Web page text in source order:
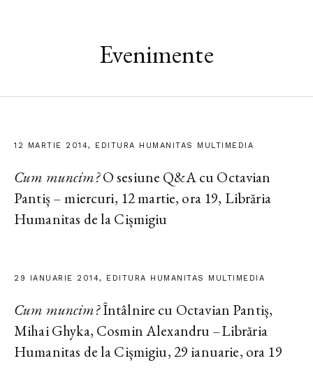
Evenimente
12 MARTIE 2014, EDITURA HUMANITAS MULTIMEDIA
Cum muncim?O sesiune Q&A cu Octavian
Pantiș – miercuri, 12 martie, ora 19, Librăria
Humanitas de la Cișmigiu
29 IANUARIE 2014, EDITURA HUMANITAS MULTIMEDIA
Cum muncim?Întâlnire cu Octavian Pantiș,
Mihai Ghyka, Cosmin Alexandru –Librăria
Humanitas de la Cișmigiu, 29 ianuarie, ora 19